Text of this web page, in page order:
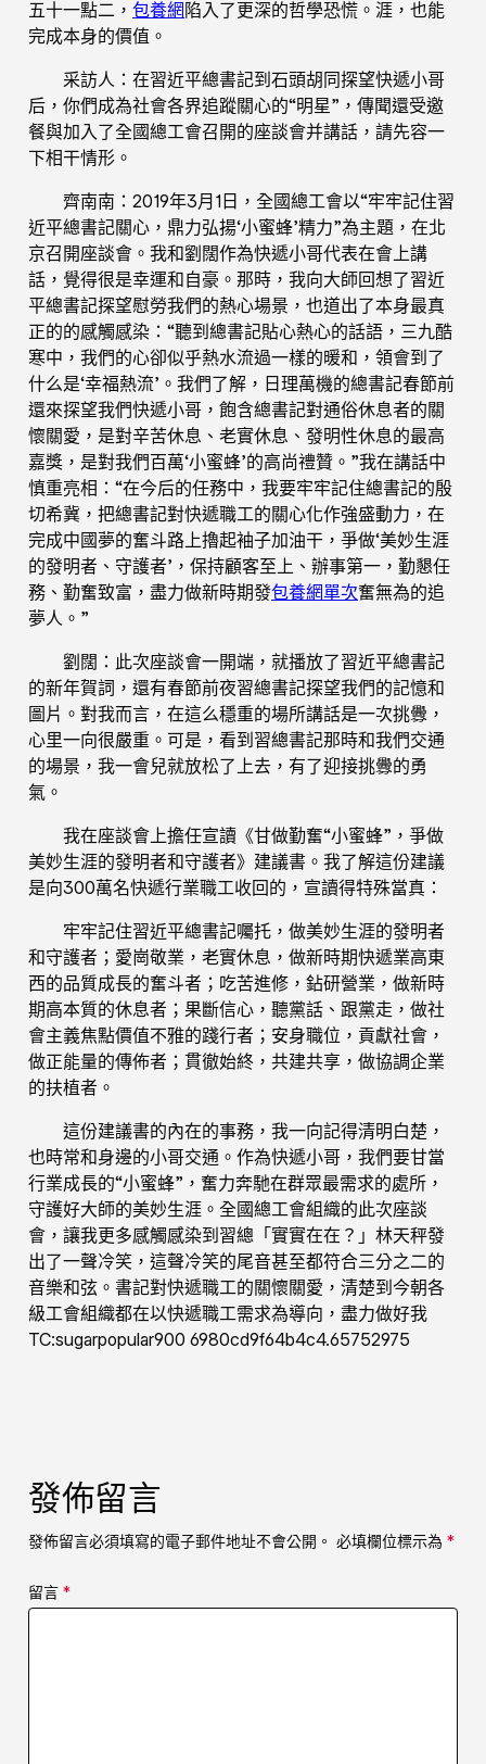
五十一點二， 包養網陷入了更深的哲學恐慌。涯，也能
完成本身的價值。
采訪人：在習近平總書記到石頭胡同探望快遞小哥
后，你們成為社會各界追蹤關心的“明星”，傳聞還受邀
餐與加入了全國總工會召開的座談會并講話，請先容一
下相干情形。
齊南南：2019年3月1日，全國總工會以“牢牢記住習
近平總書記關心，鼎力弘揚‘小蜜蜂’精力”為主題，在北
京召開座談會。我和劉闊作為快遞小哥代表在會上講
話，覺得很是幸運和自豪。那時，我向大師回想了習近
平總書記探望慰勞我們的熱心場景，也道出了本身最真
正的的感觸感染：“聽到總書記貼心熱心的話語，三九酷
寒中，我們的心卻似乎熱水流過一樣的暖和，領會到了
什么是‘幸福熱流’。我們了解，日理萬機的總書記春節前
還來探望我們快遞小哥，飽含總書記對通俗休息者的關
懷關愛，是對辛苦休息、老實休息、發明性休息的最高
嘉獎，是對我們百萬‘小蜜蜂’的高尚禮贊。”我在講話中
慎重亮相：“在今后的任務中，我要牢牢記住總書記的殷
切希冀，把總書記對快遞職工的關心化作強盛動力，在
完成中國夢的奮斗路上擼起袖子加油干，爭做‘美妙生涯
的發明者、守護者’，保持顧客至上、辦事第一，勤懇任
務、勤奮致富，盡力做新時期發包養網單次奮無為的追
夢人。”
劉闊：此次座談會一開端，就播放了習近平總書記
的新年賀詞，還有春節前夜習總書記探望我們的記憶和
圖片。對我而言，在這么穩重的場所講話是一次挑釁，
心里一向很嚴重。可是，看到習總書記那時和我們交通
的場景，我一會兒就放松了上去，有了迎接挑釁的勇
氣。
我在座談會上擔任宣讀《甘做勤奮“小蜜蜂”，爭做
美妙生涯的發明者和守護者》建議書。我了解這份建議
是向300萬名快遞行業職工收回的，宣讀得特殊當真：
牢牢記住習近平總書記囑托，做美妙生涯的發明者
和守護者；愛崗敬業，老實休息，做新時期快遞業高東
西的品質成長的奮斗者；吃苦進修，鉆研營業，做新時
期高本質的休息者；果斷信心，聽黨話、跟黨走，做社
會主義焦點價值不雅的踐行者；安身職位，貢獻社會，
做正能量的傳佈者；貫徹始終，共建共享，做協調企業
的扶植者。
這份建議書的內在的事務，我一向記得清明白楚，
也時常和身邊的小哥交通。作為快遞小哥，我們要甘當
行業成長的“小蜜蜂”，奮力奔馳在群眾最需求的處所，
守護好大師的美妙生涯。全國總工會組織的此次座談
會，讓我更多感觸感染到習總「實實在在？」林天秤發
出了一聲冷笑，這聲冷笑的尾音甚至都符合三分之二的
音樂和弦。書記對快遞職工的關懷關愛，清楚到今朝各
級工會組織都在以快遞職工需求為導向，盡力做好我
TC:sugarpopular900 6980cd9f64b4c4.65752975
發佈留言
發佈留言必須填寫的電子郵件地址不會公開。 必填欄位標示為 *
留言 *